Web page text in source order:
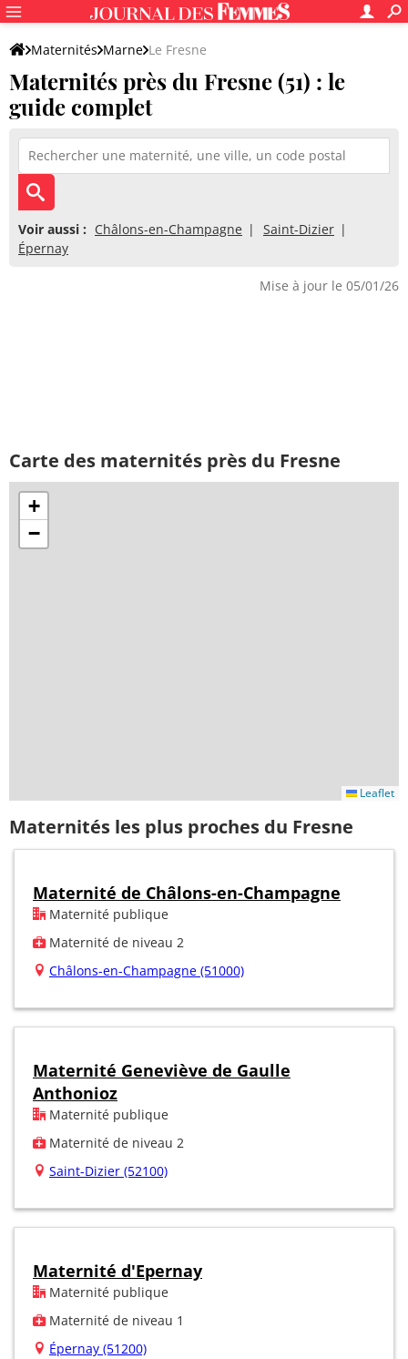
Maternités Marne Le Fresne
Maternités près du Fresne (51) : le
guide complet
Voir aussi : Châlons-en-Champagne
Saint-Dizier
Épernay
Mise à jour le 05/01/26
Carte des maternités près du Fresne
+
−
Leaflet
Maternités les plus proches du Fresne
Maternité de Châlons-en-Champagne
Maternité publique
Maternité de niveau 2
Châlons-en-Champagne (51000)
Maternité Geneviève de Gaulle
Anthonioz
Maternité publique
Maternité de niveau 2
Saint-Dizier (52100)
Maternité d'Epernay
Maternité publique
Maternité de niveau 1
Épernay (51200)